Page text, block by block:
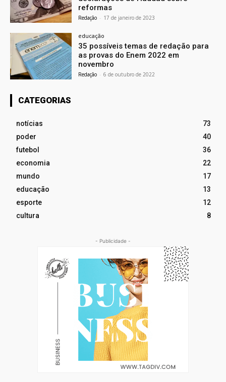
reformas
Redação - 17 de janeiro de 2023
educação
35 possíveis temas de redação para
as provas do Enem 2022 em
novembro
Redação - 6 de outubro de 2022
CATEGORIAS
notícias
73
poder
40
futebol
36
economia
22
mundo
17
educação
13
esporte
12
cultura
8
- Publicidade -